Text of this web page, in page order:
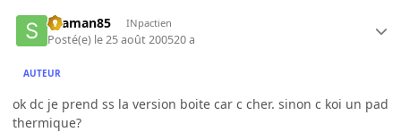
skaman85 INpactien
Posté(e) le 25 août 200520 a
AUTEUR
ok dc je prend ss la version boite car c cher. sinon c koi un pad
thermique?